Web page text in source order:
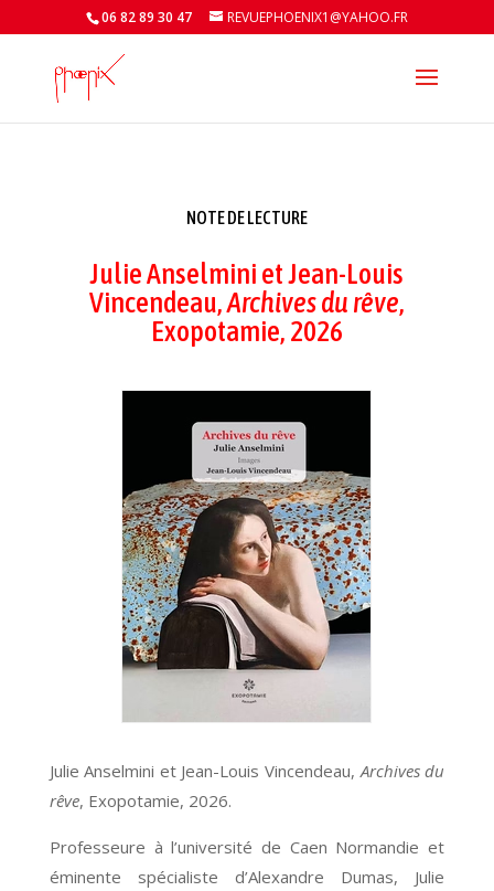
06 82 89 30 47 REVUEPHOENIX1@YAHOO.FR
NOTE DE LECTURE
Julie Anselmini et Jean-Louis
Vincendeau,Archives du rêve,
Exopotamie, 2026
Julie Anselmini et Jean-Louis Vincendeau,Archives du
rêve, Exopotamie, 2026.
Professeure à l’université de Caen Normandie et
éminente spécialiste d’Alexandre Dumas, Julie